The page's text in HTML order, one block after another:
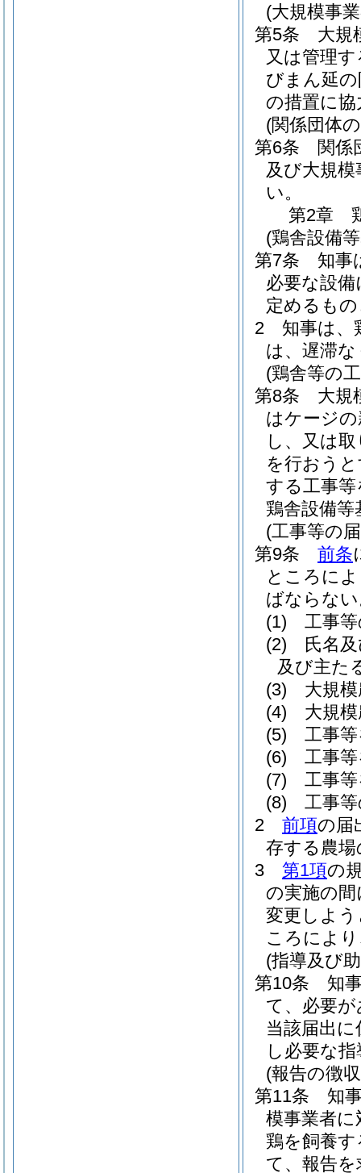
(大規模事
第5条
大規
又は管理
びまん延
の措置に
(関係団体
第6条
関係
及び大規
い。
第2章
(鶏舎設備
第7条
知事
必要な設
定めるも
2
知事は、
は、遅滞
(鶏舎等の
第8条
大規
はケージ
し、又は
を行おう
する工事
鶏舎設備
(工事等の
第9条
前条
ところに
ばならな
(1)
工事
(2)
氏名
及び主た
(3)
大規
(4)
大規
(5)
工事
(6)
工事
(7)
工事
(8)
工事
2
前項の届
存する農
3
第1項の
の実施の
変更しよ
ころによ
(指導及び
第10条
知
て、必要
当該届出
し必要な
(報告の徴
第11条
知
模事業者
鶏を飼養
て、報告